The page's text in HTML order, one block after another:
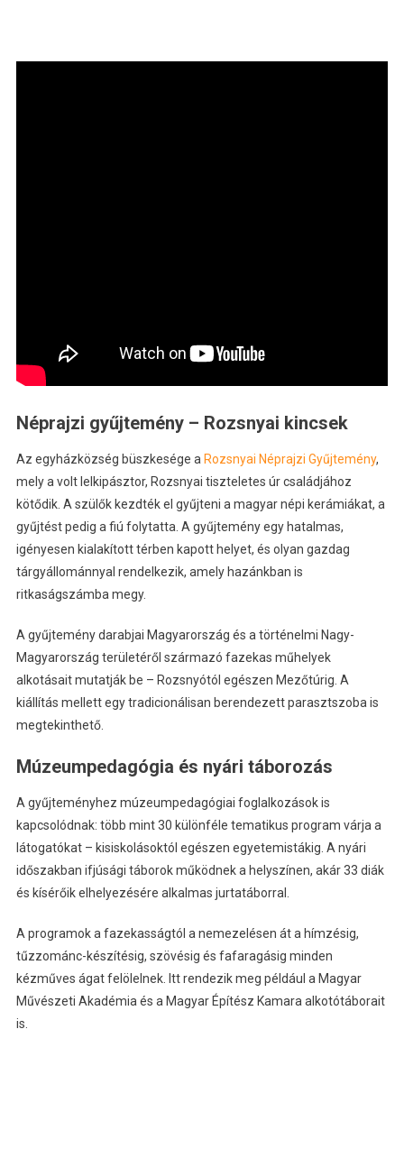
Néprajzi gyűjtemény – Rozsnyai kincsek
Az egyházközség büszkesége a Rozsnyai Néprajzi Gyűjtemény,
mely a volt lelkipásztor, Rozsnyai tiszteletes úr családjához
kötődik. A szülők kezdték el gyűjteni a magyar népi kerámiákat, a
gyűjtést pedig a fiú folytatta. A gyűjtemény egy hatalmas,
igényesen kialakított térben kapott helyet, és olyan gazdag
tárgyállománnyal rendelkezik, amely hazánkban is
ritkaságszámba megy.
A gyűjtemény darabjai Magyarország és a történelmi Nagy-
Magyarország területéről származó fazekas műhelyek
alkotásait mutatják be – Rozsnyótól egészen Mezőtúrig. A
kiállítás mellett egy tradicionálisan berendezett parasztszoba is
megtekinthető.
Múzeumpedagógia és nyári táborozás
A gyűjteményhez múzeumpedagógiai foglalkozások is
kapcsolódnak: több mint 30 különféle tematikus program várja a
látogatókat – kisiskolásoktól egészen egyetemistákig. A nyári
időszakban ifjúsági táborok működnek a helyszínen, akár 33 diák
és kísérőik elhelyezésére alkalmas jurtatáborral.
A programok a fazekasságtól a nemezelésen át a hímzésig,
tűzzománc-készítésig, szövésig és fafaragásig minden
kézműves ágat felölelnek. Itt rendezik meg például a Magyar
Művészeti Akadémia és a Magyar Építész Kamara alkotótáborait
is.